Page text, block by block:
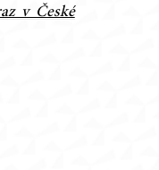
v České